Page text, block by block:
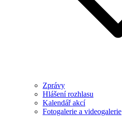
Zprávy
Hlášení rozhlasu
Kalendář akcí
Fotogalerie a videogalerie